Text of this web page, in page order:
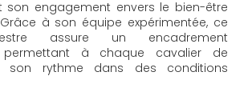
son engagement envers le bien-être
à son équipe expérimentée, ce
assure un encadrement
permettant à chaque cavalier de
son rythme dans des conditions